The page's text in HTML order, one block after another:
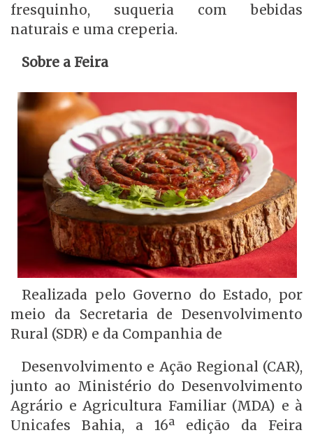
fresquinho, suqueria com bebidas
naturais e uma creperia.
Sobre a Feira
Realizada pelo Governo do Estado, por
meio da Secretaria de Desenvolvimento
Rural (SDR) e da Companhia de
Desenvolvimento e Ação Regional (CAR),
junto ao Ministério do Desenvolvimento
Agrário e Agricultura Familiar (MDA) e à
Unicafes Bahia, a 16ª edição da Feira